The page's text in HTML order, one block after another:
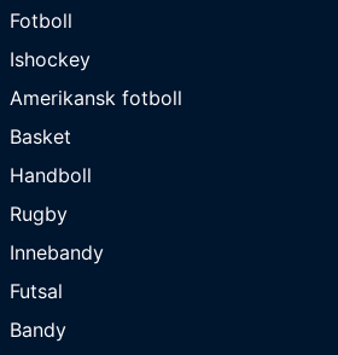
Fotboll
Ishockey
Amerikansk fotboll
Basket
Handboll
Rugby
Innebandy
Futsal
Bandy